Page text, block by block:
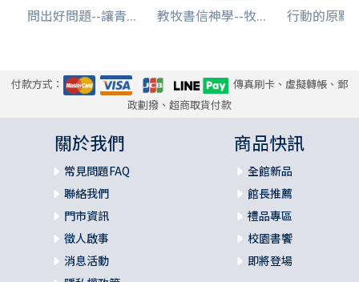
問出好問題--讓青... 教牧書信神學--牧... 行動的原點
付款方式：
傳真刷卡、虛擬轉帳、郵
政劃撥、超商取貨付款
關於我們
常見問題FAQ
聯絡我們
門市資訊
徵人啟事
消息活動
商品快訊
全館新品
館長推薦
禮品專區
校園書饗
即將登場